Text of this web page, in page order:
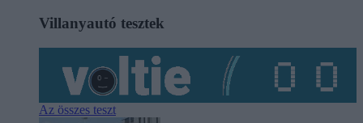
Villanyautó tesztek
Az összes teszt